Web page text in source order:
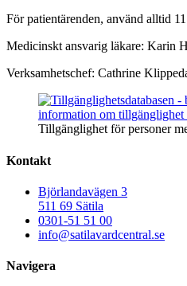
För patientärenden, använd alltid
Medicinskt ansvarig läkare: Karin
Verksamhetschef: Cathrine
Tillgänglighet för personer
Kontakt
Björlandavägen 3
511 69 Sätila
0301-51 51 00
info@satilavardcentral.se
Navigera